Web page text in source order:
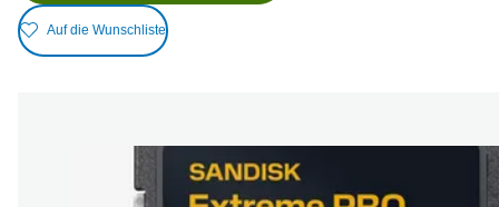
Auf die Wunschliste